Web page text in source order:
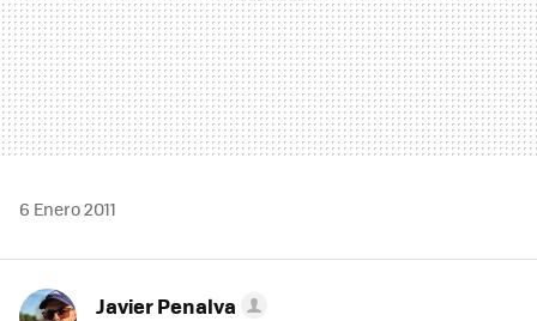
6 Enero 2011
Javier Penalva